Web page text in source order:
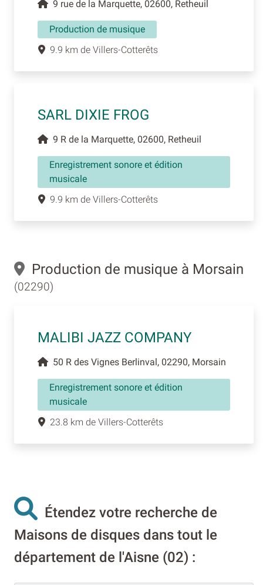
9 rue de la Marquette, 02600, Retheuil
Production de musique
9.9 km de Villers-Cotterêts
SARL DIXIE FROG
9 R de la Marquette, 02600, Retheuil
Enregistrement sonore et édition
musicale
9.9 km de Villers-Cotterêts
Production de musique à Morsain
(02290)
MALIBI JAZZ COMPANY
50 R des Vignes Berlinval, 02290, Morsain
Enregistrement sonore et édition
musicale
23.8 km de Villers-Cotterêts
Étendez votre recherche de
Maisons de disques dans tout le
département de l'Aisne (02) :